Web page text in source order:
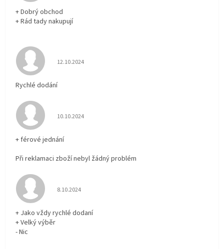
+ Dobrý obchod
+ Rád tady nakupují
Hodnocení obchodu je 5 z 5 hvězdiček.
12.10.2024
Rychlé dodání
Hodnocení obchodu je 5 z 5 hvězdiček.
10.10.2024
+ férové jednání
Při reklamaci zboží nebyl žádný problém
Hodnocení obchodu je 5 z 5 hvězdiček.
8.10.2024
+ Jako vždy rychlé dodaní
+ Velký výběr
- Nic